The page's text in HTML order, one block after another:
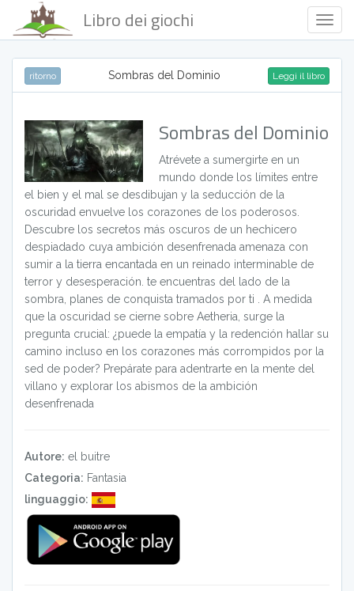
Libro dei giochi
ritorno Sombras del Dominio Leggi il libro
Sombras del Dominio
Atrévete a sumergirte en un
mundo donde los límites entre
el bien y el mal se desdibujan y la seducción de la
oscuridad envuelve los corazones de los poderosos.
Descubre los secretos más oscuros de un hechicero
despiadado cuya ambición desenfrenada amenaza con
sumir a la tierra encantada en un reinado interminable de
terror y desesperación. te encuentras del lado de la
sombra, planes de conquista tramados por ti . A medida
que la oscuridad se cierne sobre Aetheria, surge la
pregunta crucial: ¿puede la empatía y la redención hallar su
camino incluso en los corazones más corrompidos por la
sed de poder? Prepárate para adentrarte en la mente del
villano y explorar los abismos de la ambición
desenfrenada
Autore: el buitre
Categoria: Fantasia
linguaggio: